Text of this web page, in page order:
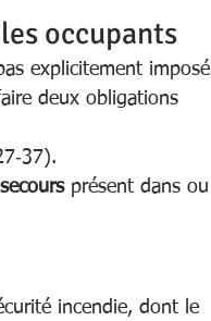
occupants
explicitement imposé
deux obligations
présent dans ou
incendie, dont le